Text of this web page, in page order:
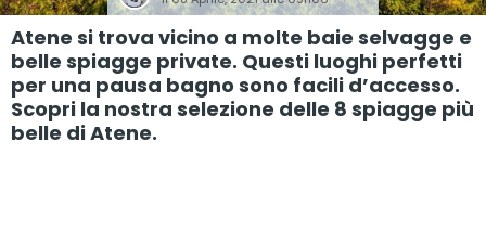
Atene si trova vicino a molte baie selvagge e
belle spiagge private. Questi luoghi perfetti
per una pausa bagno sono facili d’accesso.
Scopri la nostra selezione delle 8 spiagge più
belle di Atene.